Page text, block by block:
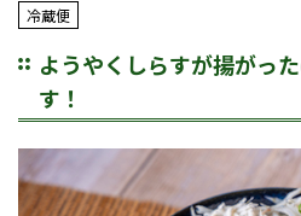
冷蔵便
ようやくしらすが揚がっ
す！